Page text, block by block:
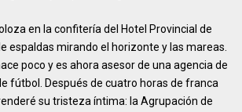
en la confitería del Hotel Provincial de
espaldas mirando el horizonte y las mareas.
poco y es ahora asesor de una agencia de
fútbol. Después de cuatro horas de franca
su tristeza íntima: la Agrupación de